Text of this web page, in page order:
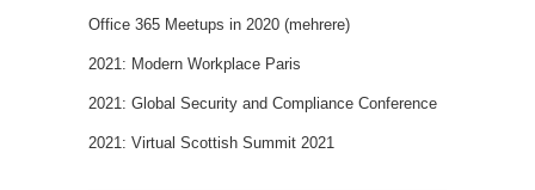
Office 365 Meetups in 2020 (mehrere)
2021: Modern Workplace Paris
2021: Global Security and Compliance Conference
2021: Virtual Scottish Summit 2021